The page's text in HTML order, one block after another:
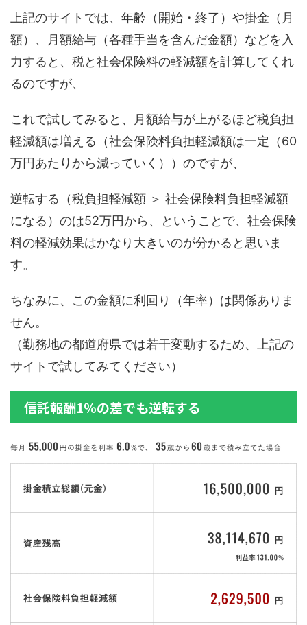
上記のサイトでは、年齢（開始・終了）や掛金（月
額）、月額給与（各種手当を含んだ金額）などを入
力すると、税と社会保険料の軽減額を計算してくれ
るのですが、
これで試してみると、月額給与が上がるほど税負担
軽減額は増える（社会保険料負担軽減額は一定（60
万円あたりから減っていく））のですが、
逆転する（税負担軽減額 ＞ 社会保険料負担軽減額
になる）のは52万円から、ということで、社会保険
料の軽減効果はかなり大きいのが分かると思いま
す。
ちなみに、この金額に利回り（年率）は関係ありま
せん。
（勤務地の都道府県では若干変動するため、上記の
サイトで試してみてください）
信託報酬1％の差でも逆転する